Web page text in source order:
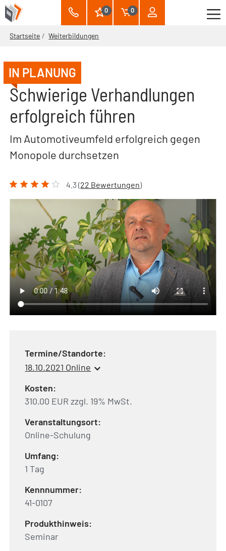
0 0
Startseite Weiterbildungen
IN PLANUNG
Schwierige Verhandlungen
erfolgreich führen
Im Automotiveumfeld erfolgreich gegen
Monopole durchsetzen
4.3 (22 Bewertungen)
Termine/Standorte:
18.10.2021 Online
Kosten:
310.00 EUR zzgl. 19% MwSt.
Veranstaltungsort:
Online-Schulung
Umfang:
1 Tag
Kennnummer:
41-0107
Produkthinweis:
Seminar